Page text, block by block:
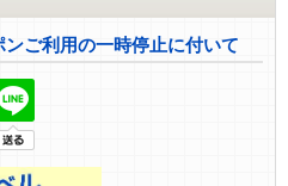
ご利用の一時停止に付いて